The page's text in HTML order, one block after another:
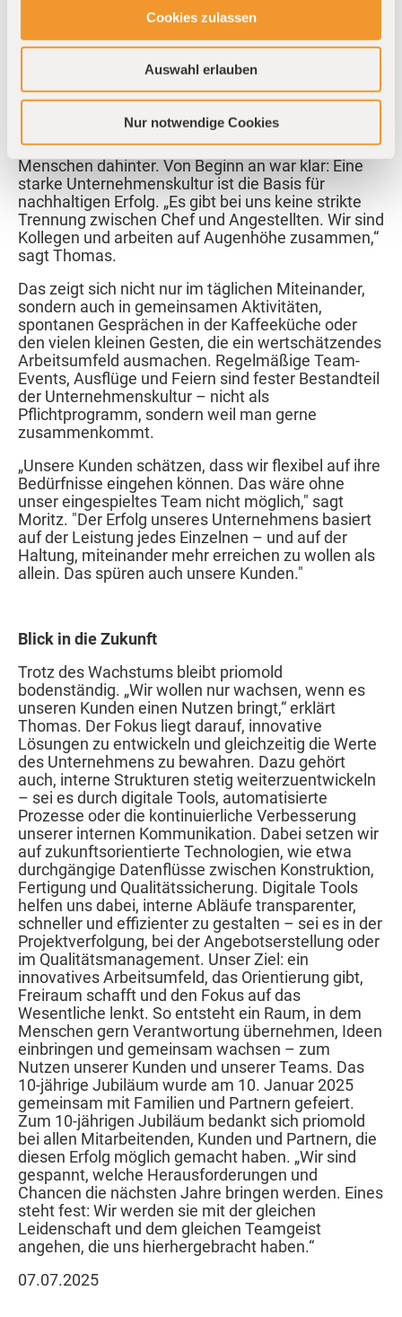
Cookies zulassen
Auswahl erlauben
Nur notwendige Cookies
auf der ganzen Welt.
Der Mensch im Mittelpunkt
Was priomold besonders macht, sind nicht nur
Technologie und Geschwindigkeit – es sind die
Menschen dahinter. Von Beginn an war klar: Eine
starke Unternehmenskultur ist die Basis für
nachhaltigen Erfolg. „Es gibt bei uns keine strikte
Trennung zwischen Chef und Angestellten. Wir sind
Kollegen und arbeiten auf Augenhöhe zusammen,“
sagt Thomas.
Das zeigt sich nicht nur im täglichen Miteinander,
sondern auch in gemeinsamen Aktivitäten,
spontanen Gesprächen in der Kaffeeküche oder
den vielen kleinen Gesten, die ein wertschätzendes
Arbeitsumfeld ausmachen. Regelmäßige Team-
Events, Ausflüge und Feiern sind fester Bestandteil
der Unternehmenskultur – nicht als
Pflichtprogramm, sondern weil man gerne
zusammenkommt.
„Unsere Kunden schätzen, dass wir flexibel auf ihre
Bedürfnisse eingehen können. Das wäre ohne
unser eingespieltes Team nicht möglich," sagt
Moritz. "Der Erfolg unseres Unternehmens basiert
auf der Leistung jedes Einzelnen – und auf der
Haltung, miteinander mehr erreichen zu wollen als
allein. Das spüren auch unsere Kunden."
Blick in die Zukunft
Trotz des Wachstums bleibt priomold
bodenständig. „Wir wollen nur wachsen, wenn es
unseren Kunden einen Nutzen bringt,“ erklärt
Thomas. Der Fokus liegt darauf, innovative
Lösungen zu entwickeln und gleichzeitig die Werte
des Unternehmens zu bewahren. Dazu gehört
auch, interne Strukturen stetig weiterzuentwickeln
– sei es durch digitale Tools, automatisierte
Prozesse oder die kontinuierliche Verbesserung
unserer internen Kommunikation. Dabei setzen wir
auf zukunftsorientierte Technologien, wie etwa
durchgängige Datenflüsse zwischen Konstruktion,
Fertigung und Qualitätssicherung. Digitale Tools
helfen uns dabei, interne Abläufe transparenter,
schneller und effizienter zu gestalten – sei es in der
Projektverfolgung, bei der Angebotserstellung oder
im Qualitätsmanagement. Unser Ziel: ein
innovatives Arbeitsumfeld, das Orientierung gibt,
Freiraum schafft und den Fokus auf das
Wesentliche lenkt. So entsteht ein Raum, in dem
Menschen gern Verantwortung übernehmen, Ideen
einbringen und gemeinsam wachsen – zum
Nutzen unserer Kunden und unserer Teams. Das
10-jährige Jubiläum wurde am 10. Januar 2025
gemeinsam mit Familien und Partnern gefeiert.
Zum 10-jährigen Jubiläum bedankt sich priomold
bei allen Mitarbeitenden, Kunden und Partnern, die
diesen Erfolg möglich gemacht haben. „Wir sind
gespannt, welche Herausforderungen und
Chancen die nächsten Jahre bringen werden. Eines
steht fest: Wir werden sie mit der gleichen
Leidenschaft und dem gleichen Teamgeist
angehen, die uns hierhergebracht haben.“
07.07.2025